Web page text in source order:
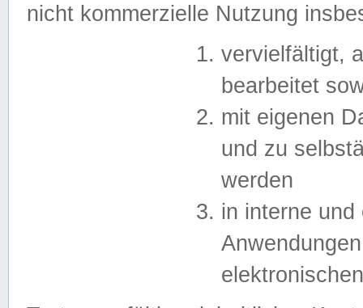
nicht kommerzielle Nutzung
vervielfältigt,
bearbeitet
mit eigenen
und zu
werden
in interne